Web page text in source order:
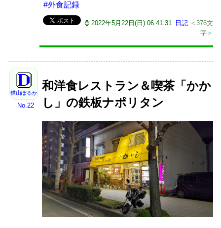
#外食記録
⌚ 2022年5月22日(日) 06:41:31 日記 ＜376文
字＞
猫山ぽるか
No.22
和洋食レストラン＆喫茶「かか
し」の鉄板ナポリタン